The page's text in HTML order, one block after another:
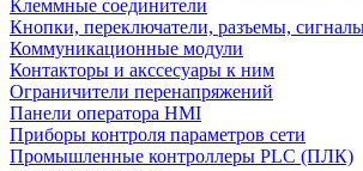
Клеммные соединители
Кнопки, переключатели, разъемы,
Коммуникационные модули
Контакторы и акссесуары к ним
Ограничители перенапряжений
Панели оператора HMI
Приборы контроля параметров сети
Промышленные контроллеры PLC (ПЛК)